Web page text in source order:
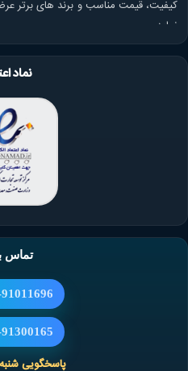
کیفیت، قیمت مناسب و برند های برتر
نماید.
نماد
تماس
پاسخگویی